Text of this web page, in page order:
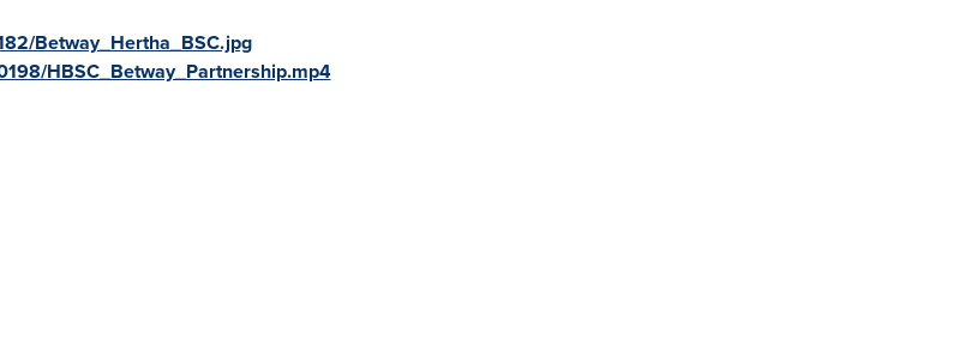
Betway_Hertha_BSC.jpg
HBSC_Betway_Partnership.mp4